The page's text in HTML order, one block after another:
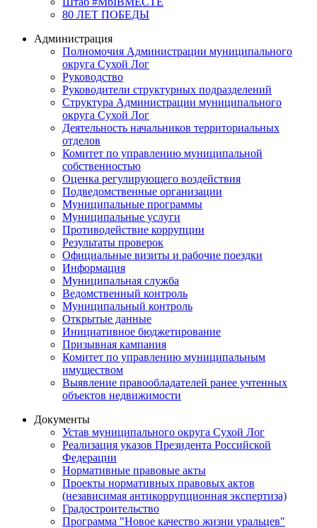
80 ЛЕТ ПОБЕДЫ
Администрация
Полномочия Администрации муниципального
округа Сухой Лог
Руководство
Руководители структурных подразделений
Структура Администрации муниципального
округа Сухой Лог
Деятельность начальников территориальных
отделов
Комитет по управлению муниципальной
собственностью
Оценка регулирующего воздействия
Подведомственные организации
Муниципальные программы
Муниципальные услуги
Противодействие коррупции
Результаты проверок
Официальные визиты и рабочие поездки
Информация
Муниципальная служба
Ведомственный контроль
Муниципальный контроль
Открытые данные
Инициативное бюджетирование
Призывная кампания
Комитет по управлению муниципальным
имуществом
Выявление правообладателей ранее учтенных
объектов недвижимости
Документы
Устав муниципального округа Сухой Лог
Реализация указов Президента Российской
Федерации
Нормативные правовые акты
Проекты нормативных правовых актов
(независимая антикоррупционная экспертиза)
Градостроительство
Программа "Новое качество жизни уральцев"